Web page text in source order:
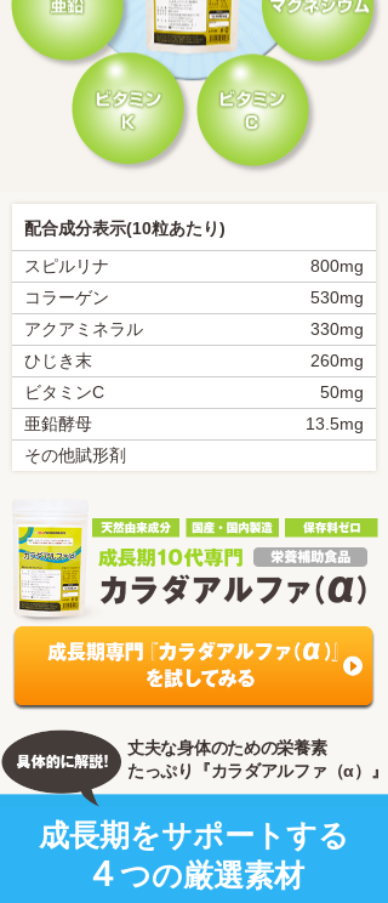
配合成分表示(10粒あたり)
スピルリナ
800mg
コラーゲン
530mg
アクアミネラル
330mg
ひじき末
260mg
ビタミンC
50mg
亜鉛酵母
13.5mg
その他賦形剤
丈夫な身体のための栄養素
たっぷり『カラダアルファ（α）』
成長期をサポートする
４つの厳選素材